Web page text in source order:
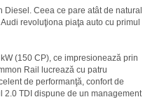
Diesel. Ceea ce pare atât de natural
revoluţiona piaţa auto cu primul
(150 CP), ce impresionează prin
Rail lucrează cu patru
de performanţă, confort de
2.0 TDI dispune de un management